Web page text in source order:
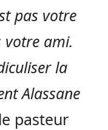
pas votre
votre ami.
la
Alassane
pasteur